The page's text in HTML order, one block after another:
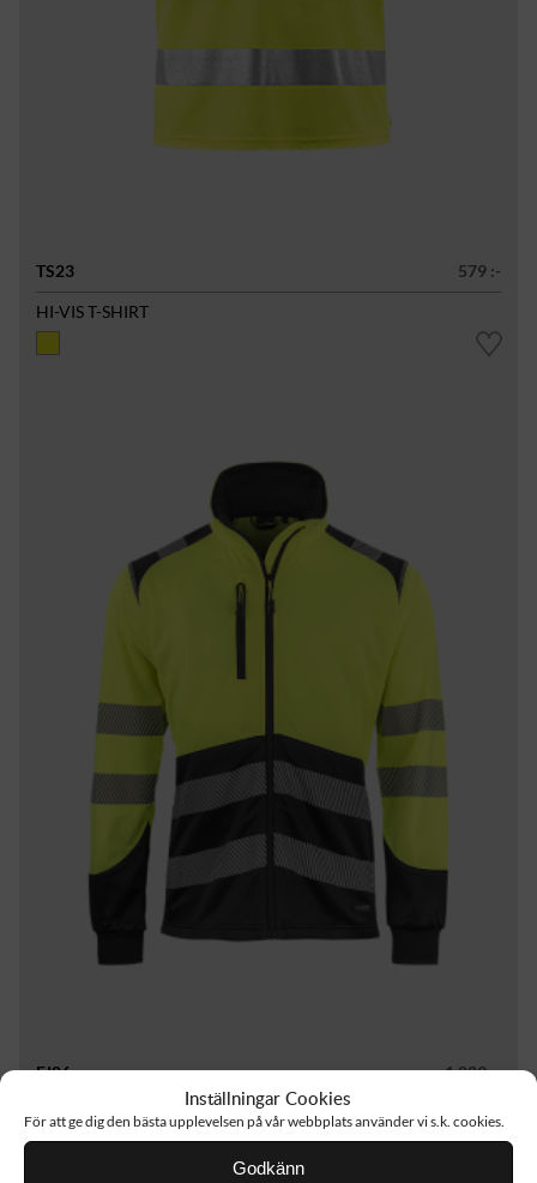
Inställningar Cookies
För att ge dig den bästa upplevelsen på vår webbplats använder vi s.k. cookies.
Godkänn
TS23
579 :-
HI-VIS T-SHIRT
FJ86
1 029 :-
HI-VIS SWEATSHIRT JACKET